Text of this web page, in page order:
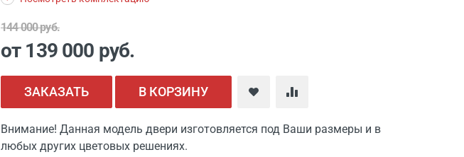
144 000 руб.
от 139 000 руб.
ЗАКАЗАТЬ В КОРЗИНУ
Внимание! Данная модель двери изготовляется под Ваши размеры и в
любых других цветовых решениях.